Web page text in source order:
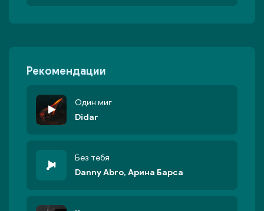
Рекомендации
Один миг
Didar
Без тебя
Danny Abro, Арина Барса